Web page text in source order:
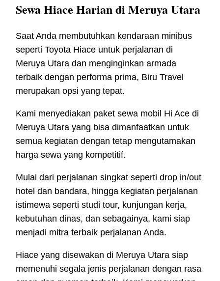
Sewa Hiace Harian di Meruya Utara
Saat Anda membutuhkan kendaraan minibus
seperti Toyota Hiace untuk perjalanan di
Meruya Utara dan menginginkan armada
terbaik dengan performa prima, Biru Travel
merupakan opsi yang tepat.
Kami menyediakan paket sewa mobil Hi Ace di
Meruya Utara yang bisa dimanfaatkan untuk
semua kegiatan dengan tetap mengutamakan
harga sewa yang kompetitif.
Mulai dari perjalanan singkat seperti drop in/out
hotel dan bandara, hingga kegiatan perjalanan
istimewa seperti studi tour, kunjungan kerja,
kebutuhan dinas, dan sebagainya, kami siap
menjadi mitra terbaik perjalanan Anda.
Hiace yang disewakan di Meruya Utara siap
memenuhi segala jenis perjalanan dengan rasa